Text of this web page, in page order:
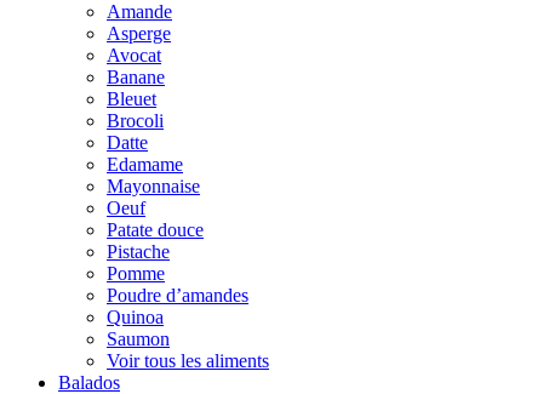
Amande
Asperge
Avocat
Banane
Bleuet
Brocoli
Datte
Edamame
Mayonnaise
Oeuf
Patate douce
Pistache
Pomme
Poudre d’amandes
Quinoa
Saumon
Voir tous les aliments
Balados